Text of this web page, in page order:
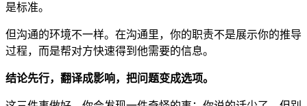
是标准。
但沟通的环境不一样。在沟通里，你的职责不是展示你的推导
过程，而是帮对方快速得到他需要的信息。
结论先行，翻译成影响，把问题变成选项。